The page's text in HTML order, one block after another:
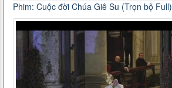
Phim: Cuộc đời Chúa Giê Su (Trọn bộ Full)